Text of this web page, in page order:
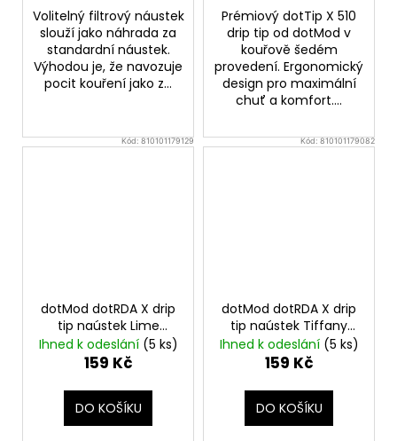
Volitelný filtrový náustek
slouží jako náhrada za
standardní náustek.
Výhodou je, že navozuje
pocit kouření jako z...
Prémiový dotTip X 510
drip tip od dotMod v
kouřově šedém
provedení. Ergonomický
design pro maximální
chuť a komfort....
Kód:810101179129
dotMod dotRDA X drip
tip naústek Lime
Green
Ihned k odeslání (5 ks)
159 Kč
DO KOŠÍKU
Kód:810101179082
dotMod dotRDA X drip
tip naústek Tiffany
Blue
Ihned k odeslání (5 ks)
159 Kč
DO KOŠÍKU